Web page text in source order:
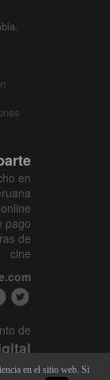
.
en
pago
de
cine
de
en el sitio web. Si